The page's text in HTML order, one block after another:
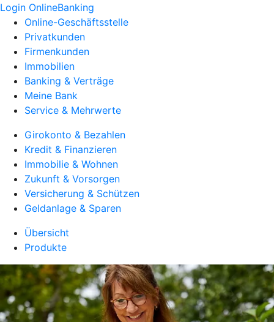
Login OnlineBanking
Online-Geschäftsstelle
Privatkunden
Firmenkunden
Immobilien
Banking & Verträge
Meine Bank
Service & Mehrwerte
Girokonto & Bezahlen
Kredit & Finanzieren
Immobilie & Wohnen
Zukunft & Vorsorgen
Versicherung & Schützen
Geldanlage & Sparen
Übersicht
Produkte